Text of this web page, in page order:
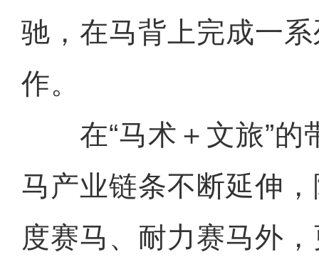
驰，在马背上完成一
作。
在“马术＋文旅”的
马产业链条不断延伸
度赛马、耐力赛马外